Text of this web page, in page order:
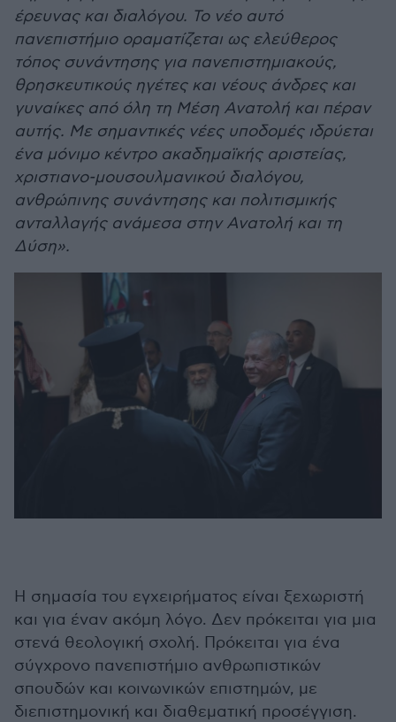
έρευνας και διαλόγου. Το νέο αυτό
πανεπιστήμιο οραματίζεται ως ελεύθερος
τόπος συνάντησης για πανεπιστημιακούς,
θρησκευτικούς ηγέτες και νέους άνδρες και
γυναίκες από όλη τη Μέση Ανατολή και πέραν
αυτής. Με σημαντικές νέες υποδομές ιδρύεται
ένα μόνιμο κέντρο ακαδημαϊκής αριστείας,
χριστιανο-μουσουλμανικού διαλόγου,
ανθρώπινης συνάντησης και πολιτισμικής
ανταλλαγής ανάμεσα στην Ανατολή και τη
Δύση».
Η σημασία του εγχειρήματος είναι ξεχωριστή
και για έναν ακόμη λόγο. Δεν πρόκειται για μια
στενά θεολογική σχολή. Πρόκειται για ένα
σύγχρονο πανεπιστήμιο ανθρωπιστικών
σπουδών και κοινωνικών επιστημών, με
διεπιστημονική και διαθεματική προσέγγιση.